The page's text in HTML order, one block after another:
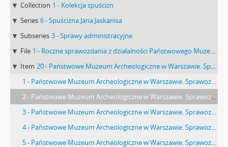
Collection 1 - Kolekcja spuścizn
Series 6 - Spuścizna Jana Jaskanisa
Subseries 3 - Sprawy administracyjne
File 1 - Roczne sprawozdania z działalności Państwowego Muzeum Archeologicznego
Item 20 - Państwowe Muzeum Archeologiczne w Warszawie. Sprawozdanie z działalności w roku 1999
1 - Państwowe Muzeum Archeologiczne w Warszawie. Sprawozdanie z działalności w roku 1999. Perwsza strona okładki. z pieczęcią. Ewidencja PMA 10556.
2 - Państwowe Muzeum Archeologiczne w Warszawie. Sprawozdanie z działalności w roku 1999. Maszynopis. Wstęp.
3 - Państwowe Muzeum Archeologiczne w Warszawie. Sprawozdanie z działalności w roku 1999. Maszynopis. Sprawozdanie z dzaiłalności indywidualnej Dyrektora Jana Jaskanisa.
4 - Państwowe Muzeum Archeologiczne w Warszawie. Sprawozdanie z działalności w roku 1999. Maszynopis. Sprawozdanie z dzaiłalności indywidualnej Dyrektora Jana Jaskanisa. CD.
5 - Państwowe Muzeum Archeologiczne w Warszawie. Sprawozdanie z działalności w roku 1999. Maszynopis. Uwagi do sprawozdania rozcznedo PMA za 1999 rok.